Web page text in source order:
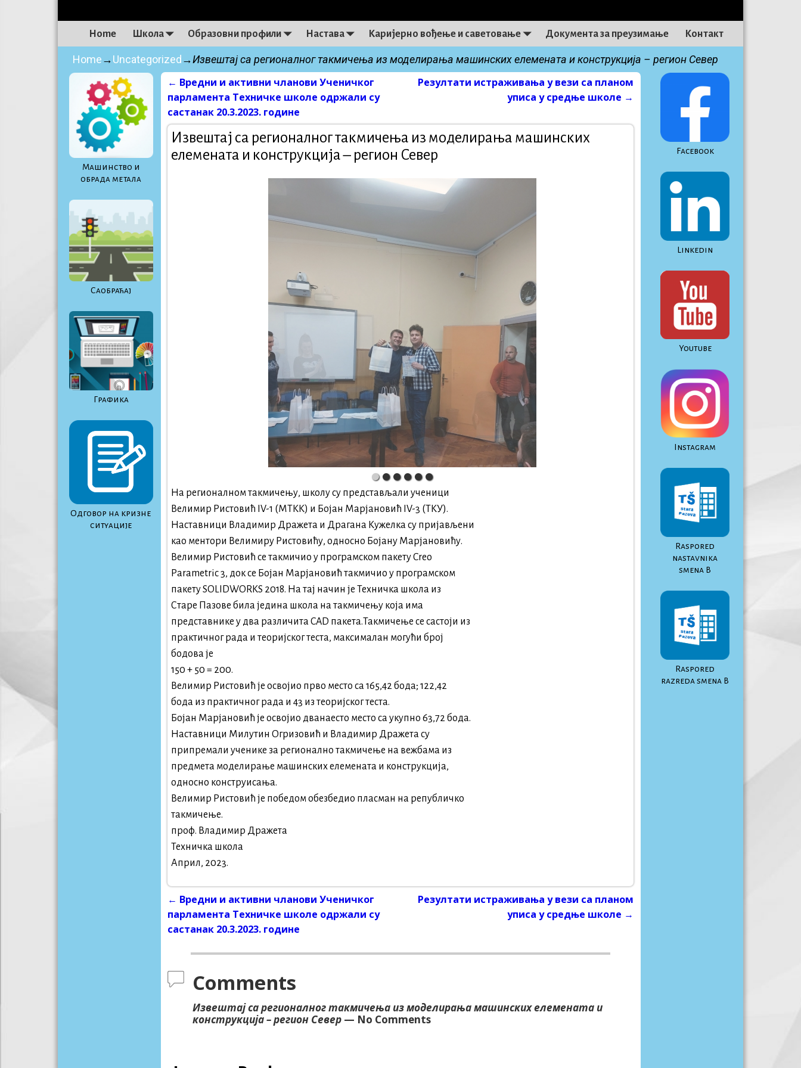
Home Школа Образовни профили Настава Каријерно вођење и саветовање Документа за преузимање Контакт
Home→Uncategorized →Извештај са регионалног такмичења из моделирања машинских елемената и конструкција – регион Север
Post navigation
← Вредни и активни чланови Ученичког
парламента Техничке школе одржали су
састанак 20.3.2023. године
Резултати истраживања у вези са планом
уписа у средње школе →
Извештај са регионалног такмичења из моделирања машинских
елемената и конструкција – регион Север
На регионалном такмичењу, школу су представљали ученици
Велимир Ристовић IV-1 (МТКК) и Бојан Марјановић IV-3 (ТКУ).
Наставници Владимир Дражета и Драгана Кужелка су пријављени
као ментори Велимиру Ристовићу, односно Бојану Марјановићу.
Велимир Ристовић се такмичио у програмском пакету Creo
Parametric 3, док се Бојан Марјановић такмичио у програмском
пакету SOLIDWORKS 2018. На тај начин је Техничка школа из
Старе Пазове била једина школа на такмичењу која има
представнике у два различита CAD пакета.Такмичење се састоји из
практичног рада и теоријског теста, максималан могући број
бодова је
150 + 50 = 200.
Велимир Ристовић је освојио прво место са 165,42 бода; 122,42
бода из практичног рада и 43 из теоријског теста.
Бојан Марјановић је освојио дванаесто место са укупно 63,72 бода.
Наставници Милутин Огризовић и Владимир Дражета су
припремали ученике за регионално такмичење на вежбама из
предмета моделирање машинских елемената и конструкција,
односно конструисања.
Велимир Ристовић је победом обезбедио пласман на републичко
такмичење.
проф. Владимир Дражета
Техничка школа
Април, 2023.
Post navigation
← Вредни и активни чланови Ученичког
парламента Техничке школе одржали су
састанак 20.3.2023. године
Резултати истраживања у вези са планом
уписа у средње школе →
Comments
Извештај са регионалног такмичења из моделирања машинских елемената и
конструкција – регион Север — No Comments
Maшинство и
обрада метала
Саобраћај
Графика
Одговор на кризне
ситуације
Facebook
Linkedin
Youtube
Instagram
Raspored
nastavnika
smena B
Raspored
razreda smena B